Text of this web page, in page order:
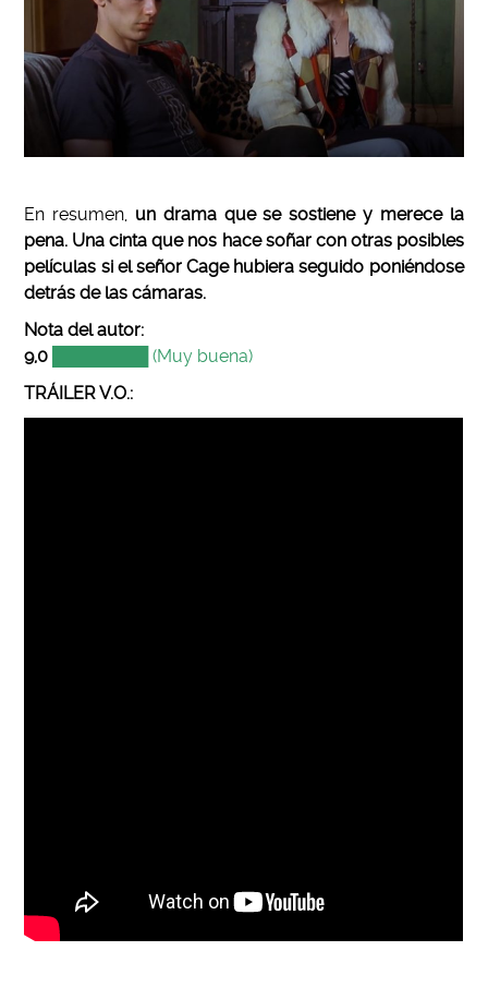
En resumen, un drama que se sostiene y merece la
pena. Una cinta que nos hace soñar con otras posibles
películas si el señor Cage hubiera seguido poniéndose
detrás de las cámaras.
Nota del autor:
9,0
████████ (Muy buena)
TRÁILER V.O.: